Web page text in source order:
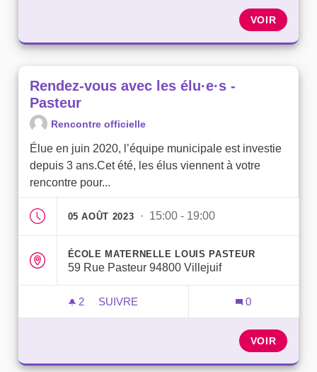
VOIR
Rendez-vous avec les élu·e·s -
Pasteur
Rencontre officielle
Élue en juin 2020, l’équipe municipale est investie
depuis 3 ans.Cet été, les élus viennent à votre
rencontre pour...
05 AOÛT 2023 · 15:00 - 19:00
ÉCOLE MATERNELLE LOUIS PASTEUR
59 Rue Pasteur 94800 Villejuif
2 2 ABONNÉS
SUIVRE
0
VOIR